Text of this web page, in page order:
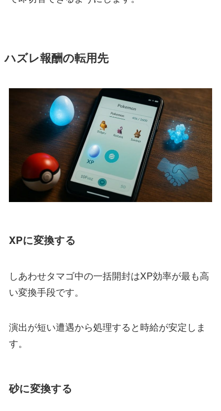
ハズレ報酬の転用先
XPに変換する
しあわせタマゴ中の一括開封はXP効率が最も高
い変換手段です。
演出が短い遭遇から処理すると時給が安定しま
す。
砂に変換する